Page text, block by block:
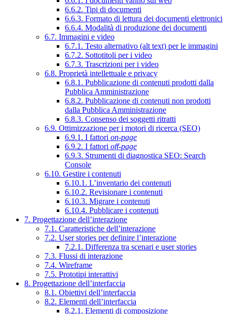
6.6.2. Tipi di documenti
6.6.3. Formato di lettura dei documenti elettronici
6.6.4. Modalità di produzione dei documenti
6.7. Immagini e video
6.7.1. Testo alternativo (alt text) per le immagini
6.7.2. Sottotitoli per i video
6.7.3. Trascrizioni per i video
6.8. Proprietà intellettuale e privacy
6.8.1. Pubblicazione di contenuti prodotti dalla
Pubblica Amministrazione
6.8.2. Pubblicazione di contenuti non prodotti
dalla Pubblica Amministrazione
6.8.3. Consenso dei soggetti ritratti
6.9. Ottimizzazione per i motori di ricerca (SEO)
6.9.1. I fattori on-page
6.9.2. I fattori off-page
6.9.3. Strumenti di diagnostica SEO: Search
Console
6.10. Gestire i contenuti
6.10.1. L’inventario dei contenuti
6.10.2. Revisionare i contenuti
6.10.3. Migrare i contenuti
6.10.4. Pubblicare i contenuti
7. Progettazione dell’interazione
7.1. Caratteristiche dell’interazione
7.2. User stories per definire l’interazione
7.2.1. Differenza tra scenari e user stories
7.3. Flussi di interazione
7.4. Wireframe
7.5. Prototipi interattivi
8. Progettazione dell’interfaccia
8.1. Obiettivi dell’interfaccia
8.2. Elementi dell’interfaccia
8.2.1. Elementi di composizione